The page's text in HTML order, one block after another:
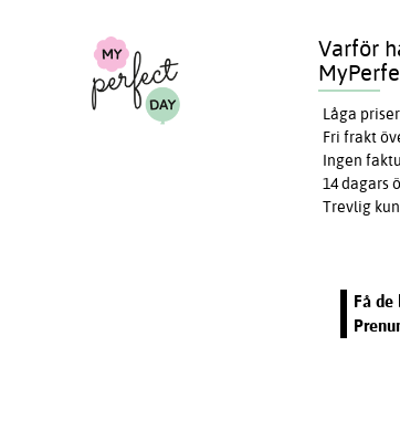
Varför
Låga
Fri frakt
Ingen
14 dagars
Trevlig
Få